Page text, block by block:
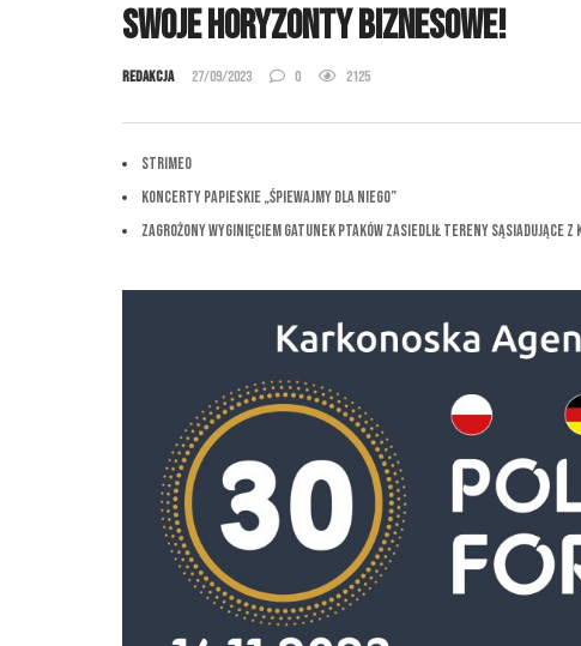
Swoje Horyzonty Biznesowe!
Redakcja 27/09/2023 0 2125
STRIMEO
Koncerty Papieskie „Śpiewajmy dla Niego”
Zagrożony wyginięciem gatunek ptaków zasiedlił tereny sąsiadujące z